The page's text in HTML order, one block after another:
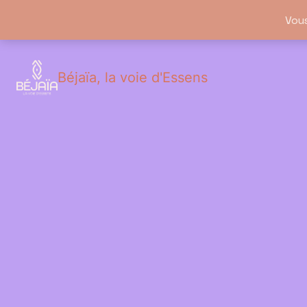
Béjaïa, la voie d'Essens